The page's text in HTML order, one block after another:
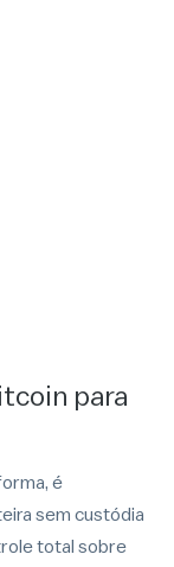
para
é
sem custódia
total sobre